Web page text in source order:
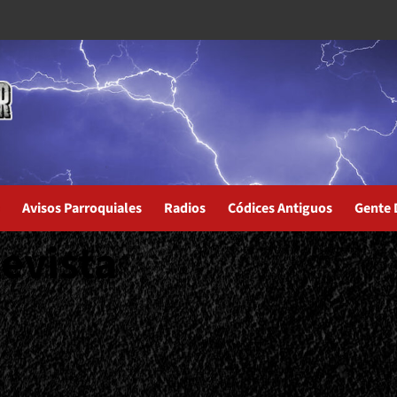
Avisos Parroquiales Radios Códices Antiguos Gente